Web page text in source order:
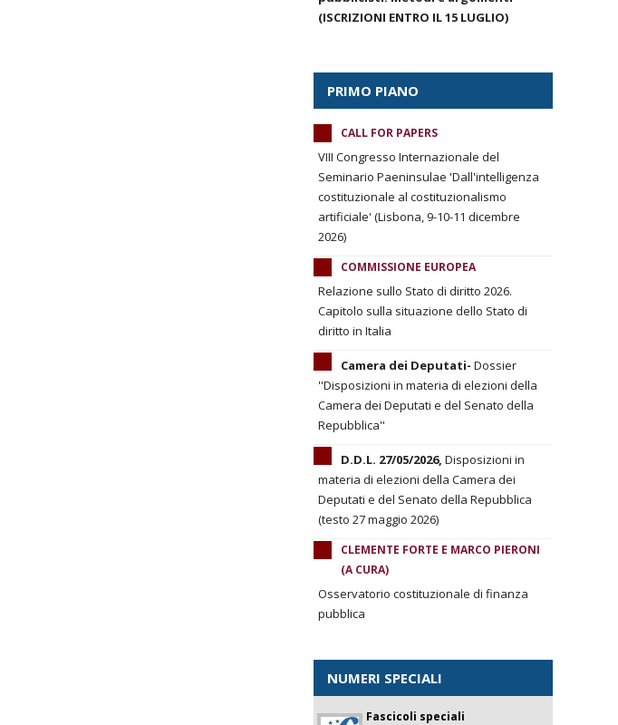
(ISCRIZIONI ENTRO IL 15 LUGLIO)
PRIMO PIANO
CALL FOR PAPERS
VIII Congresso Internazionale del
Seminario Paeninsulae 'Dall'intelligenza
costituzionale al costituzionalismo
artificiale' (Lisbona, 9-10-11 dicembre
2026)
COMMISSIONE EUROPEA
Relazione sullo Stato di diritto 2026.
Capitolo sulla situazione dello Stato di
diritto in Italia
Camera dei Deputati- Dossier
''Disposizioni in materia di elezioni della
Camera dei Deputati e del Senato della
Repubblica''
D.D.L. 27/05/2026, Disposizioni in
materia di elezioni della Camera dei
Deputati e del Senato della Repubblica
(testo 27 maggio 2026)
CLEMENTE FORTE E MARCO PIERONI
(A CURA)
Osservatorio costituzionale di finanza
pubblica
NUMERI SPECIALI
Fascicoli speciali